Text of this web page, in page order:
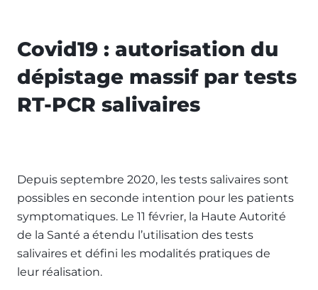
Covid19 : autorisation du
dépistage massif par tests
RT-PCR salivaires
Depuis septembre 2020, les tests salivaires sont
possibles en seconde intention pour les patients
symptomatiques. Le 11 février, la Haute Autorité
de la Santé a étendu l’utilisation des tests
salivaires et défini les modalités pratiques de
leur réalisation.